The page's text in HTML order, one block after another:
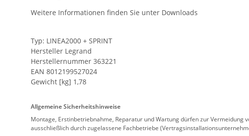
Weitere Informationen finden Sie unter Downloads
Typ: LINEA2000 + SPRINT
Hersteller Legrand
Herstellernummer 363221
EAN 8012199527024
Gewicht [kg] 1,78
Allgemeine Sicherheitshinweise
Montage, Erstinbetriebnahme, Reparatur und Wartung dürfen zur
ausschließlich durch zugelassene Fachbetriebe